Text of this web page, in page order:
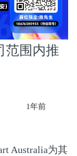
范围内推
1年前
Australia为其